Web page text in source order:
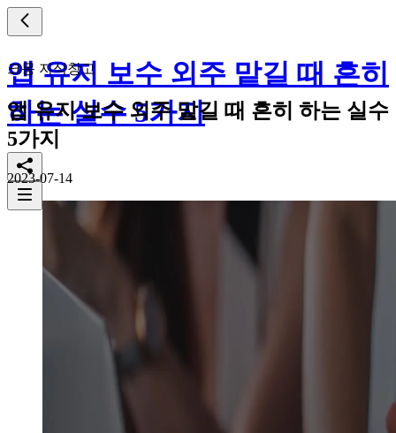
앱 유지 보수 외주 맡길 때 흔히
하는 실수 5가지
크몽 지식창고
앱 유지 보수 외주 맡길 때 흔히 하는 실수
5가지
2023-07-14